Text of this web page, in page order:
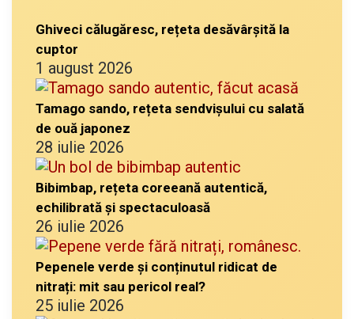
Ghiveci călugăresc, rețeta desăvârșită la
cuptor
1 august 2026
Tamago sando, rețeta sendvișului cu salată
de ouă japonez
28 iulie 2026
Bibimbap, rețeta coreeană autentică,
echilibrată și spectaculoasă
26 iulie 2026
Pepenele verde și conținutul ridicat de
nitrați: mit sau pericol real?
25 iulie 2026